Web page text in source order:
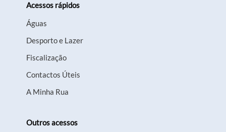
Acessos rápidos
Águas
Desporto e Lazer
Fiscalização
Contactos Úteis
A Minha Rua
Outros acessos